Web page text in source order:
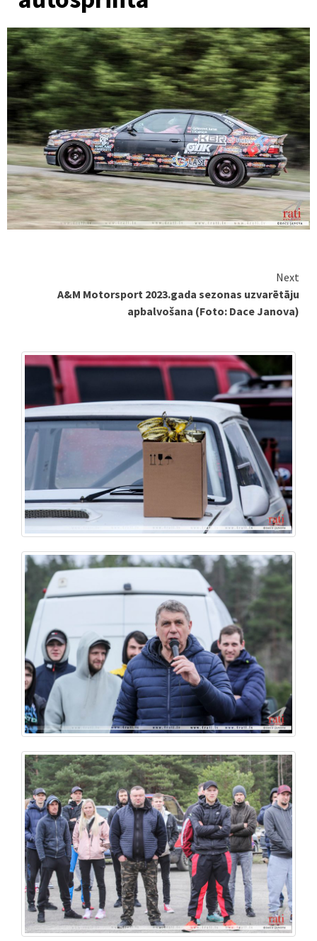
Reading
Next
A&M Motorsport 2023.gada sezonas uzvarētāju
apbalvošana (Foto: Dace Janova)